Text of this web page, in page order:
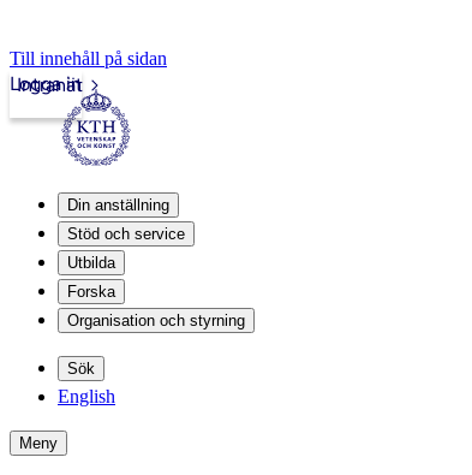
Till innehåll på sidan
Intranät
Logga in
Din anställning
Stöd och service
Utbilda
Forska
Organisation och styrning
Sök
English
Meny